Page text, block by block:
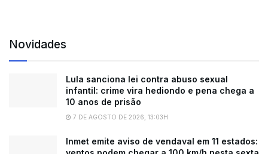
Novidades
Lula sanciona lei contra abuso sexual
infantil: crime vira hediondo e pena chega a
10 anos de prisão
7 DE AGOSTO DE 2026, 13:03H
Inmet emite aviso de vendaval em 11 estados: